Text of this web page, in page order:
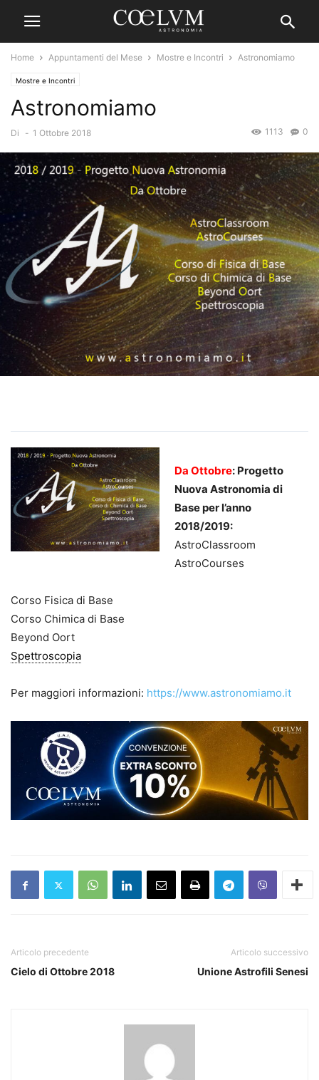
Home Appuntamenti del Mese Mostre e Incontri Astronomiamo
Mostre e Incontri
Astronomiamo
Di - 1 Ottobre 2018 0
1113
Da Ottobre: Progetto
Nuova Astronomia di
Base per l’anno
2018/2019:
AstroClassroom
AstroCourses
Corso Fisica di Base
Corso Chimica di Base
Beyond Oort
Spettroscopia
Per maggiori informazioni: https://www.astronomiamo.it
Articolo precedente
Cielo di Ottobre 2018
Articolo successivo
Unione Astrofili Senesi